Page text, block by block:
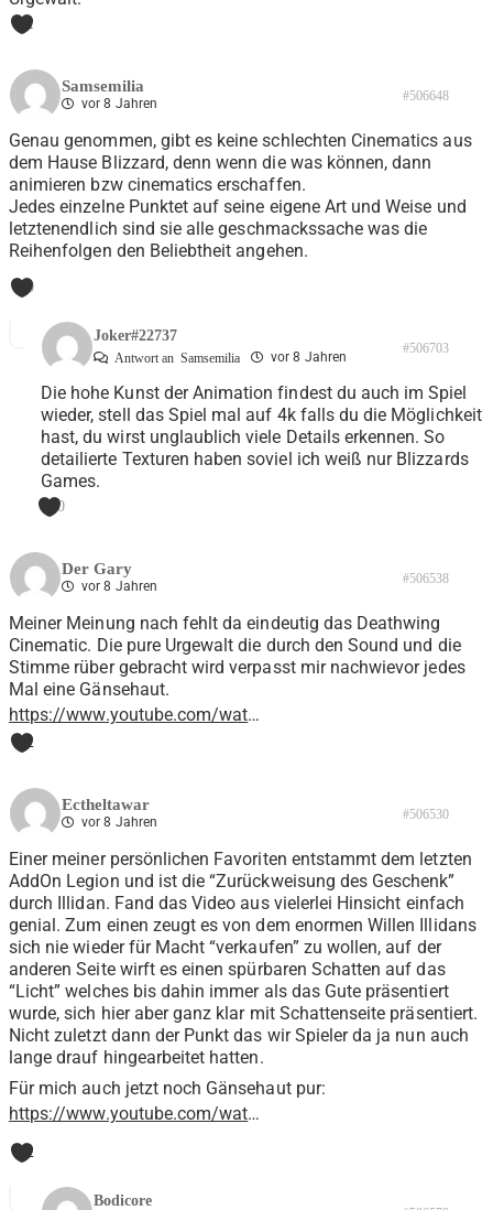
1
Samsemilia
vor 8 Jahren #506648
Genau genommen, gibt es keine schlechten Cinematics aus
dem Hause Blizzard, denn wenn die was können, dann
animieren bzw cinematics erschaffen.
Jedes einzelne Punktet auf seine eigene Art und Weise und
letztenendlich sind sie alle geschmackssache was die
Reihenfolgen den Beliebtheit angehen.
0
Joker#22737
Antwort an Samsemilia vor 8 Jahren
#506703
Die hohe Kunst der Animation findest du auch im Spiel
wieder, stell das Spiel mal auf 4k falls du die Möglichkeit
hast, du wirst unglaublich viele Details erkennen. So
detailierte Texturen haben soviel ich weiß nur Blizzards
Games.
0
Der Gary
vor 8 Jahren #506538
Meiner Meinung nach fehlt da eindeutig das Deathwing
Cinematic. Die pure Urgewalt die durch den Sound und die
Stimme rüber gebracht wird verpasst mir nachwievor jedes
Mal eine Gänsehaut.
https://www.youtube.com/wat…
2
Ectheltawar
vor 8 Jahren #506530
Einer meiner persönlichen Favoriten entstammt dem letzten
AddOn Legion und ist die “Zurückweisung des Geschenk”
durch Illidan. Fand das Video aus vielerlei Hinsicht einfach
genial. Zum einen zeugt es von dem enormen Willen Illidans
sich nie wieder für Macht “verkaufen” zu wollen, auf der
anderen Seite wirft es einen spürbaren Schatten auf das
“Licht” welches bis dahin immer als das Gute präsentiert
wurde, sich hier aber ganz klar mit Schattenseite präsentiert.
Nicht zuletzt dann der Punkt das wir Spieler da ja nun auch
lange drauf hingearbeitet hatten.
Für mich auch jetzt noch Gänsehaut pur:
https://www.youtube.com/wat…
2
Bodicore